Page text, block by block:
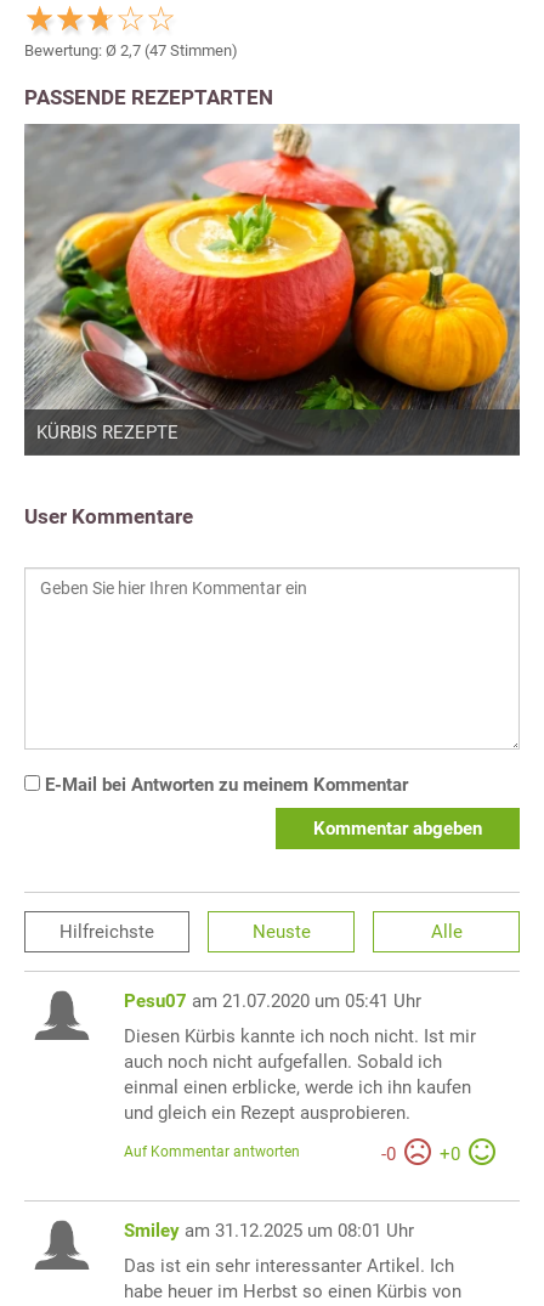
Bewertung: Ø 2,7 (47 Stimmen)
PASSENDE REZEPTARTEN
KÜRBIS REZEPTE
User Kommentare
E-Mail bei Antworten zu meinem Kommentar
Kommentar abgeben
Hilfreichste Neuste Alle
Pesu07 am 21.07.2020 um 05:41 Uhr
Diesen Kürbis kannte ich noch nicht. Ist mir
auch noch nicht aufgefallen. Sobald ich
einmal einen erblicke, werde ich ihn kaufen
und gleich ein Rezept ausprobieren.
-0 +0
Auf Kommentar antworten
Smiley am 31.12.2025 um 08:01 Uhr
Das ist ein sehr interessanter Artikel. Ich
habe heuer im Herbst so einen Kürbis von